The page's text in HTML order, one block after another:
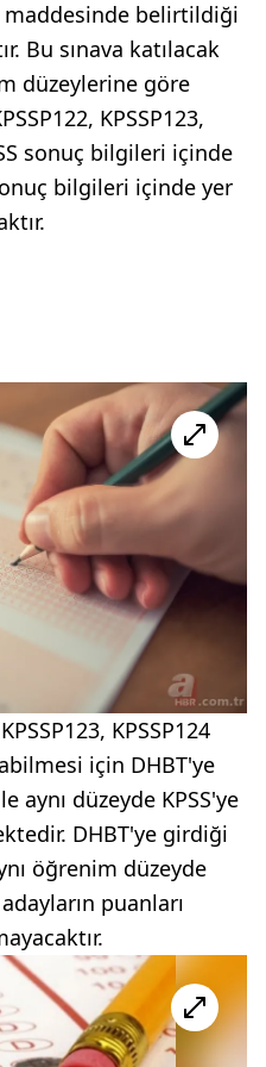
belirtildiği
Bu sınava katılacak
düzeylerine göre
KPSSP123,
sonuç bilgileri içinde
bilgileri içinde yer
3, KPSSP124
için DHBT'ye
aynı düzeyde KPSS'ye
DHBT'ye girdiği
öğrenim düzeyde
puanları